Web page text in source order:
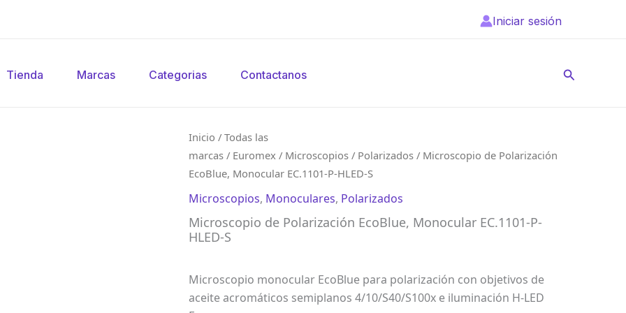
Iniciar sesión
Tienda Marcas Categorias Contactanos Buscar
Inicio /Todas las
marcas / Euromex / Microscopios / Polarizados / Microscopio de Polarización
EcoBlue, Monocular EC.1101-P-HLED-S
Microscopios, Monoculares, Polarizados
Microscopio de Polarización EcoBlue, Monocular EC.1101-P-
HLED-S
Microscopio monocular EcoBlue para polarización con objetivos de
aceite acromáticos semiplanos 4/10/S40/S100x e iluminación H-LED